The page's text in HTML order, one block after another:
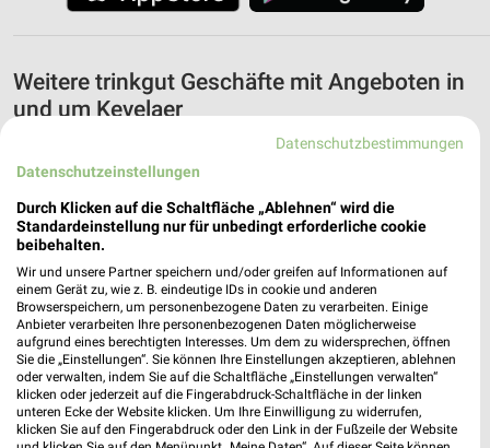
Weitere trinkgut Geschäfte mit Angeboten in
und um Kevelaer
trinkgut Angebote in Geldern
Geldern, Deutschland
495,83 km
trinkgut Angebote in Goch
Goch, Deutschland
502,36 km
Datenschutzbestimmungen
Datenschutzeinstellungen
Durch Klicken auf die Schaltfläche „Ablehnen“ wird die
Standardeinstellung nur für unbedingt erforderliche cookie
beibehalten.
Wir und unsere Partner speichern und/oder greifen auf Informationen auf
einem Gerät zu, wie z. B. eindeutige IDs in cookie und anderen
Browserspeichern, um personenbezogene Daten zu verarbeiten. Einige
Anbieter verarbeiten Ihre personenbezogenen Daten möglicherweise
aufgrund eines berechtigten Interesses. Um dem zu widersprechen, öffnen
Sie die „Einstellungen“. Sie können Ihre Einstellungen akzeptieren, ablehnen
oder verwalten, indem Sie auf die Schaltfläche „Einstellungen verwalten“
klicken oder jederzeit auf die Fingerabdruck-Schaltfläche in der linken
unteren Ecke der Website klicken. Um Ihre Einwilligung zu widerrufen,
klicken Sie auf den Fingerabdruck oder den Link in der Fußzeile der Website